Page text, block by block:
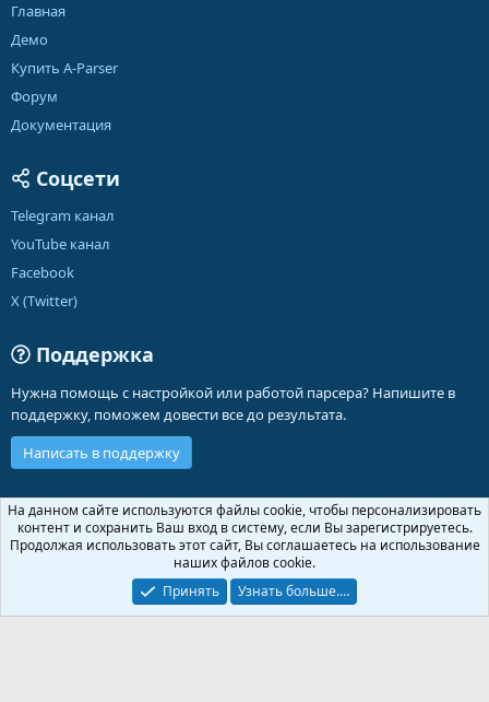
Главная
Демо
Купить A-Parser
Форум
Документация
Соцсети
Telegram канал
YouTube канал
Facebook
X (Twitter)
Поддержка
Нужна помощь с настройкой или работой парсера? Напишите в
поддержку, поможем довести все до результата.
Написать в поддержку
Russian (RU)
Обратная связь
Условия и правила
Политика конфиденциальности
Помощь
Community platform by XenForo ® © 2010-2026 XenForo Ltd.
На данном сайте используются файлы cookie, чтобы персонализировать
контент и сохранить Ваш вход в систему, если Вы зарегистрируетесь.
Продолжая использовать этот сайт, Вы соглашаетесь на использование
наших файлов cookie.
Принять
Узнать больше.…